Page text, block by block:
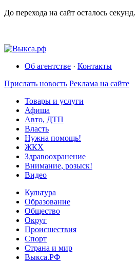
До перехода на сайт осталось секунд.
Об агентстве · Контакты
Прислать новость Реклама на сайте
Товары и услуги
Афиша
Авто, ДТП
Власть
Нужна помощь!
ЖКХ
Здравоохранение
Внимание, розыск!
Видео
Культура
Образование
Общество
Округ
Происшествия
Спорт
Страна и мир
Выкса.РФ